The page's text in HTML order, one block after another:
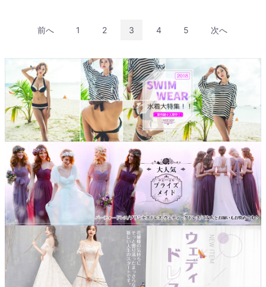
前へ 1 2 3 4 5 次へ